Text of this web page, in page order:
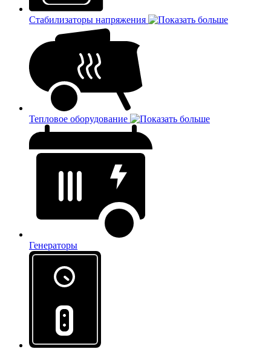
Стабилизаторы напряжения
Тепловое оборудование
Генераторы